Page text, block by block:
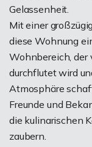
Gelassenheit.
Mit einer
diese Wohnung
Wohnbereich,
durchflutet wird
Atmosphäre
Freunde und
die kulinarischen
zaubern.